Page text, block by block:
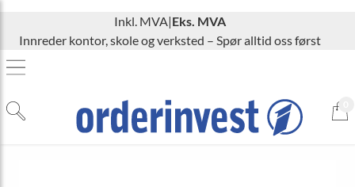
Inkl. MVA|Eks. MVA
Innreder kontor, skole og verksted – Spør alltid oss først